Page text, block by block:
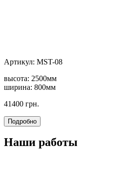
Артикул: MST-08
высота: 2500мм
ширина: 800мм
41400 грн.
Наши работы